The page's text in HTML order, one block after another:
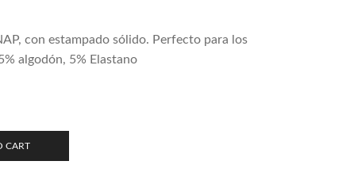
con estampado sólido. Perfecto para los
algodón, 5% Elastano
CART